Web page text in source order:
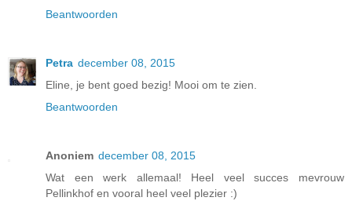
Beantwoorden
Petra december 08, 2015
Eline, je bent goed bezig! Mooi om te zien.
Beantwoorden
Anoniem december 08, 2015
Wat een werk allemaal! Heel veel succes mevrouw
Pellinkhof en vooral heel veel plezier :)